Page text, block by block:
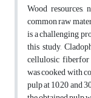
Wood
common raw
is a challenging
this study,
cellulosic fiberfor
was cooked with
pulp at 10,20 and